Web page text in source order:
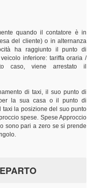
quando il contatore è in
del cliente) o in alternanza
ha raggiunto il punto di
inferiore: tariffa oraria /
caso, viene arrestato il
di taxi, il suo punto di
la sua casa o il punto di
taxi la posizione del suo punto
spese. Spese Approccio
sono pari a zero se si prende